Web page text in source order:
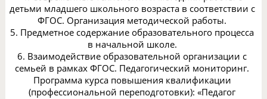
детьми младшего школьного возраста в соответствии с
ФГОС. Организация методической работы.
5. Предметное содержание образовательного процесса
в начальной школе.
6. Взаимодействие образовательной организации с
семьей в рамках ФГОС. Педагогический мониторинг.
Программа курса повышения квалификации
(профессиональной переподготовки): «Педагог